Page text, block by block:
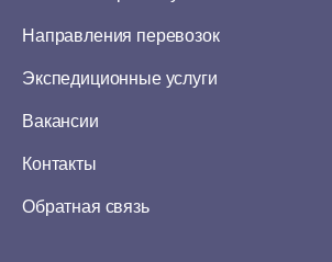
Направления перевозок
Экспедиционные услуги
Вакансии
Контакты
Обратная связь